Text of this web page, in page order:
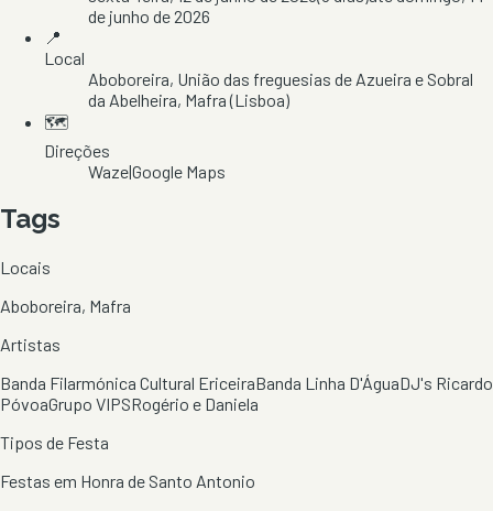
de junho de 2026
📍
Local
Aboboreira, União das freguesias de Azueira e Sobral
da Abelheira, Mafra(Lisboa)
🗺️
Direções
Waze|Google Maps
Tags
Locais
Aboboreira, Mafra
Artistas
Banda Filarmónica Cultural EriceiraBanda Linha D'ÁguaDJ's Ricardo
PóvoaGrupo VIPSRogério e Daniela
Tipos de Festa
Festas em Honra de Santo Antonio